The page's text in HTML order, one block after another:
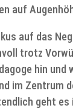
auf
auf das
trotz
hin und
im Zentrum
geht es